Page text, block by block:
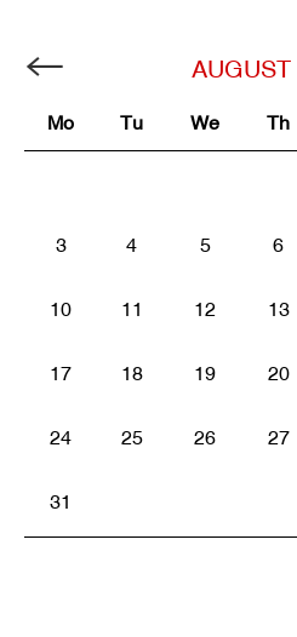
AUGUST
Mo Tu We Th
3 4 5 6
10 11 12 13
17 18 19 20
24 25 26 27
31